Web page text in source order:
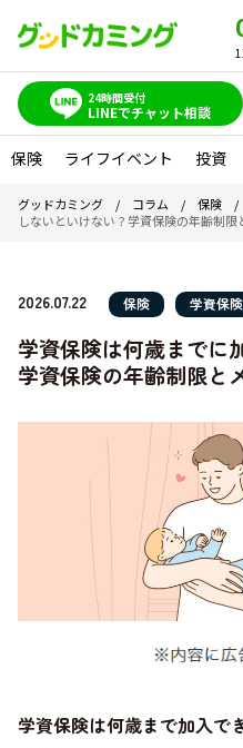
24時間受付
LINEでチャット相談
保険 ライフイベント 投資
グッドカミング / コラム / 保険 /
しないといけない？学資保険の年齢制
2026.07.22 保険 学資保険
学資保険は何歳までに
学資保険の年齢制限と
学資保険は何歳まで加入で